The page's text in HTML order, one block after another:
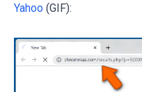
Yahoo (GIF):